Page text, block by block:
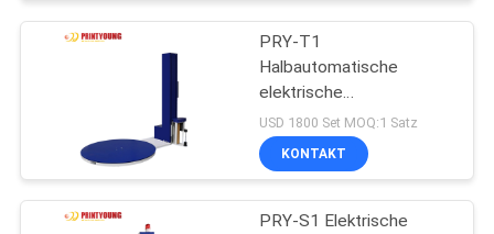
automatische
Schneidemaschine
PRY-T1
Halbautomatische
elektrische
für Lebensmittel und
Getränke mit PLC-
USD 1800 Set MOQ:1 Satz
KONTAKT
PRY-S1 Elektrische